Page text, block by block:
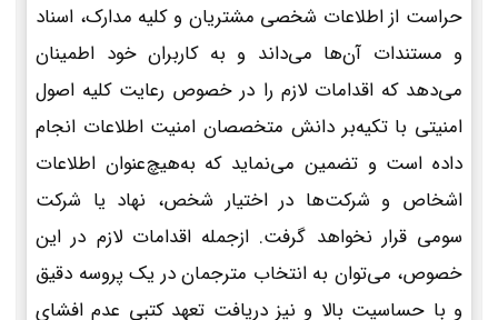
حراست از اطلاعات شخصی مشتریان و کلیه مدارک، اسناد
و مستندات آن‌ها می‌داند و به کاربران خود اطمینان
می‌دهد که اقدامات لازم را در خصوص رعایت کلیه اصول
امنیتی با تکیه‌بر دانش متخصصان امنیت اطلاعات انجام
داده است و تضمین می‌نماید که به‌هیچ‌عنوان اطلاعات
اشخاص و شرکت‌ها در اختیار شخص، نهاد یا شرکت
سومی قرار نخواهد گرفت. ازجمله اقدامات لازم در این
خصوص، می‌توان به انتخاب مترجمان در یک پروسه دقیق
و با حساسیت بالا و نیز دریافت تعهد کتبی عدم افشای